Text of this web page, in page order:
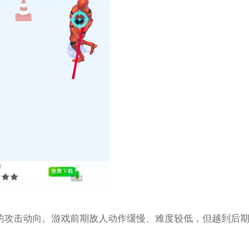
击动向。游戏前期敌人动作缓慢、难度较低，但越到后期